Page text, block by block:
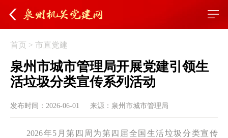
首页 >市直党建
泉州市城市管理局开展党建引领生
活垃圾分类宣传系列活动
发布时间：2026-06-01 来源：泉州市城市管理局
2026年5月第四周为第四届全国生活垃圾分类宣传